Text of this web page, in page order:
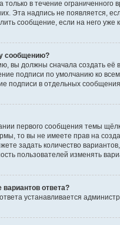
в течение
Эта надпись не появляется,
сообщение, если на него уже
сообщению?
вы должны сначала создать
подписи по умолчанию ко
подписи в отдельных
первого сообщения темы
то вы не имеете прав на
задать количество
пользователей изменять
ответа?
устанавливается